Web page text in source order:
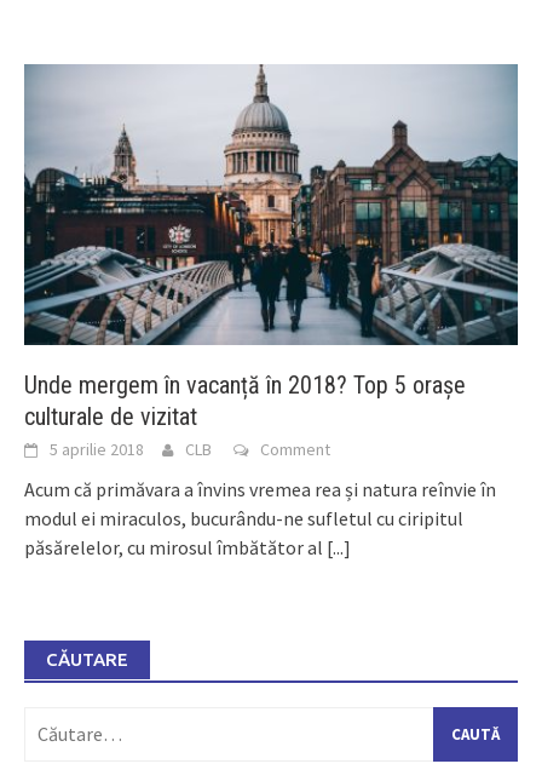
Unde mergem în vacanță în 2018? Top 5 orașe
culturale de vizitat
5 aprilie 2018 CLB Comment
Acum că primăvara a învins vremea rea și natura reînvie în
modul ei miraculos, bucurându-ne sufletul cu ciripitul
păsărelelor, cu mirosul îmbătător al [...]
CĂUTARE
Caută